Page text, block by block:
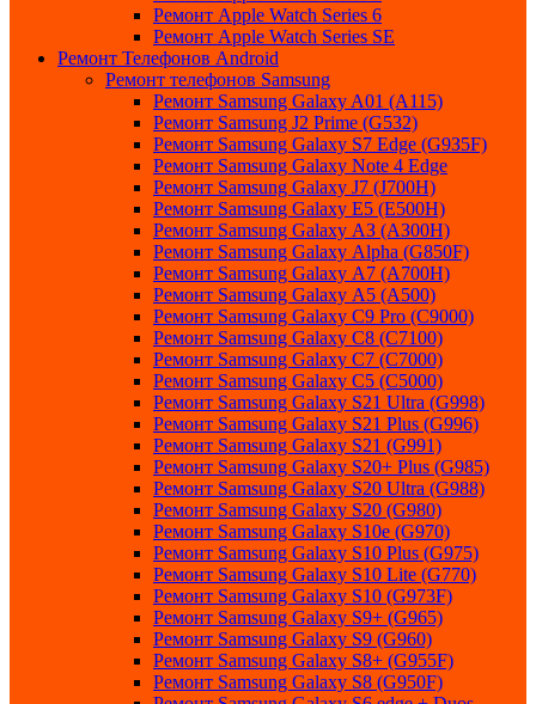
Ремонт Apple Watch Series 6
Ремонт Apple Watch Series SE
Ремонт Телефонов Android
Ремонт телефонов Samsung
Ремонт Samsung Galaxy A01 (A115)
Ремонт Samsung J2 Prime (G532)
Ремонт Samsung Galaxу S7 Edge (G9З5F)
Ремонт Samsung Galaxу Note 4 Edge
Ремонт Samsung Galaxу J7 (J700H)
Ремонт Samsung Galaxу E5 (E500H)
Ремонт Samsung Galaxу AЗ (AЗ00H)
Ремонт Samsung Galaxу Alpha (G850F)
Ремонт Samsung Galaxу A7 (A700H)
Ремонт Samsung Galaxу A5 (A500)
Ремонт Samsung Galaxy С9 Pro (C9000)
Ремонт Samsung Galaxy С8 (C7100)
Ремонт Samsung Galaxy С7 (C7000)
Ремонт Samsung Galaxy С5 (C5000)
Ремонт Samsung Galaxy S21 Ultra (G998)
Ремонт Samsung Galaxy S21 Plus (G996)
Ремонт Samsung Galaxy S21 (G991)
Ремонт Samsung Galaxy S20+ Plus (G985)
Ремонт Samsung Galaxy S20 Ultra (G988)
Ремонт Samsung Galaxy S20 (G980)
Ремонт Samsung Galaxy S10e (G970)
Ремонт Samsung Galaxy S10 Plus (G975)
Ремонт Samsung Galaxy S10 Lite (G770)
Ремонт Samsung Galaxy S10 (G973F)
Ремонт Samsung Galaxy S9+ (G965)
Ремонт Samsung Galaxy S9 (G960)
Ремонт Samsung Galaxy S8+ (G955F)
Ремонт Samsung Galaxy S8 (G950F)